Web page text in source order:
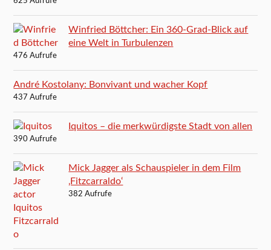
Winfried Böttcher: Ein 360-Grad-Blick auf
eine Welt in Turbulenzen
476 Aufrufe
André Kostolany: Bonvivant und wacher Kopf
437 Aufrufe
Iquitos – die merkwürdigste Stadt von allen
390 Aufrufe
Mick Jagger als Schauspieler in dem Film
‚Fitzcarraldo‘
382 Aufrufe